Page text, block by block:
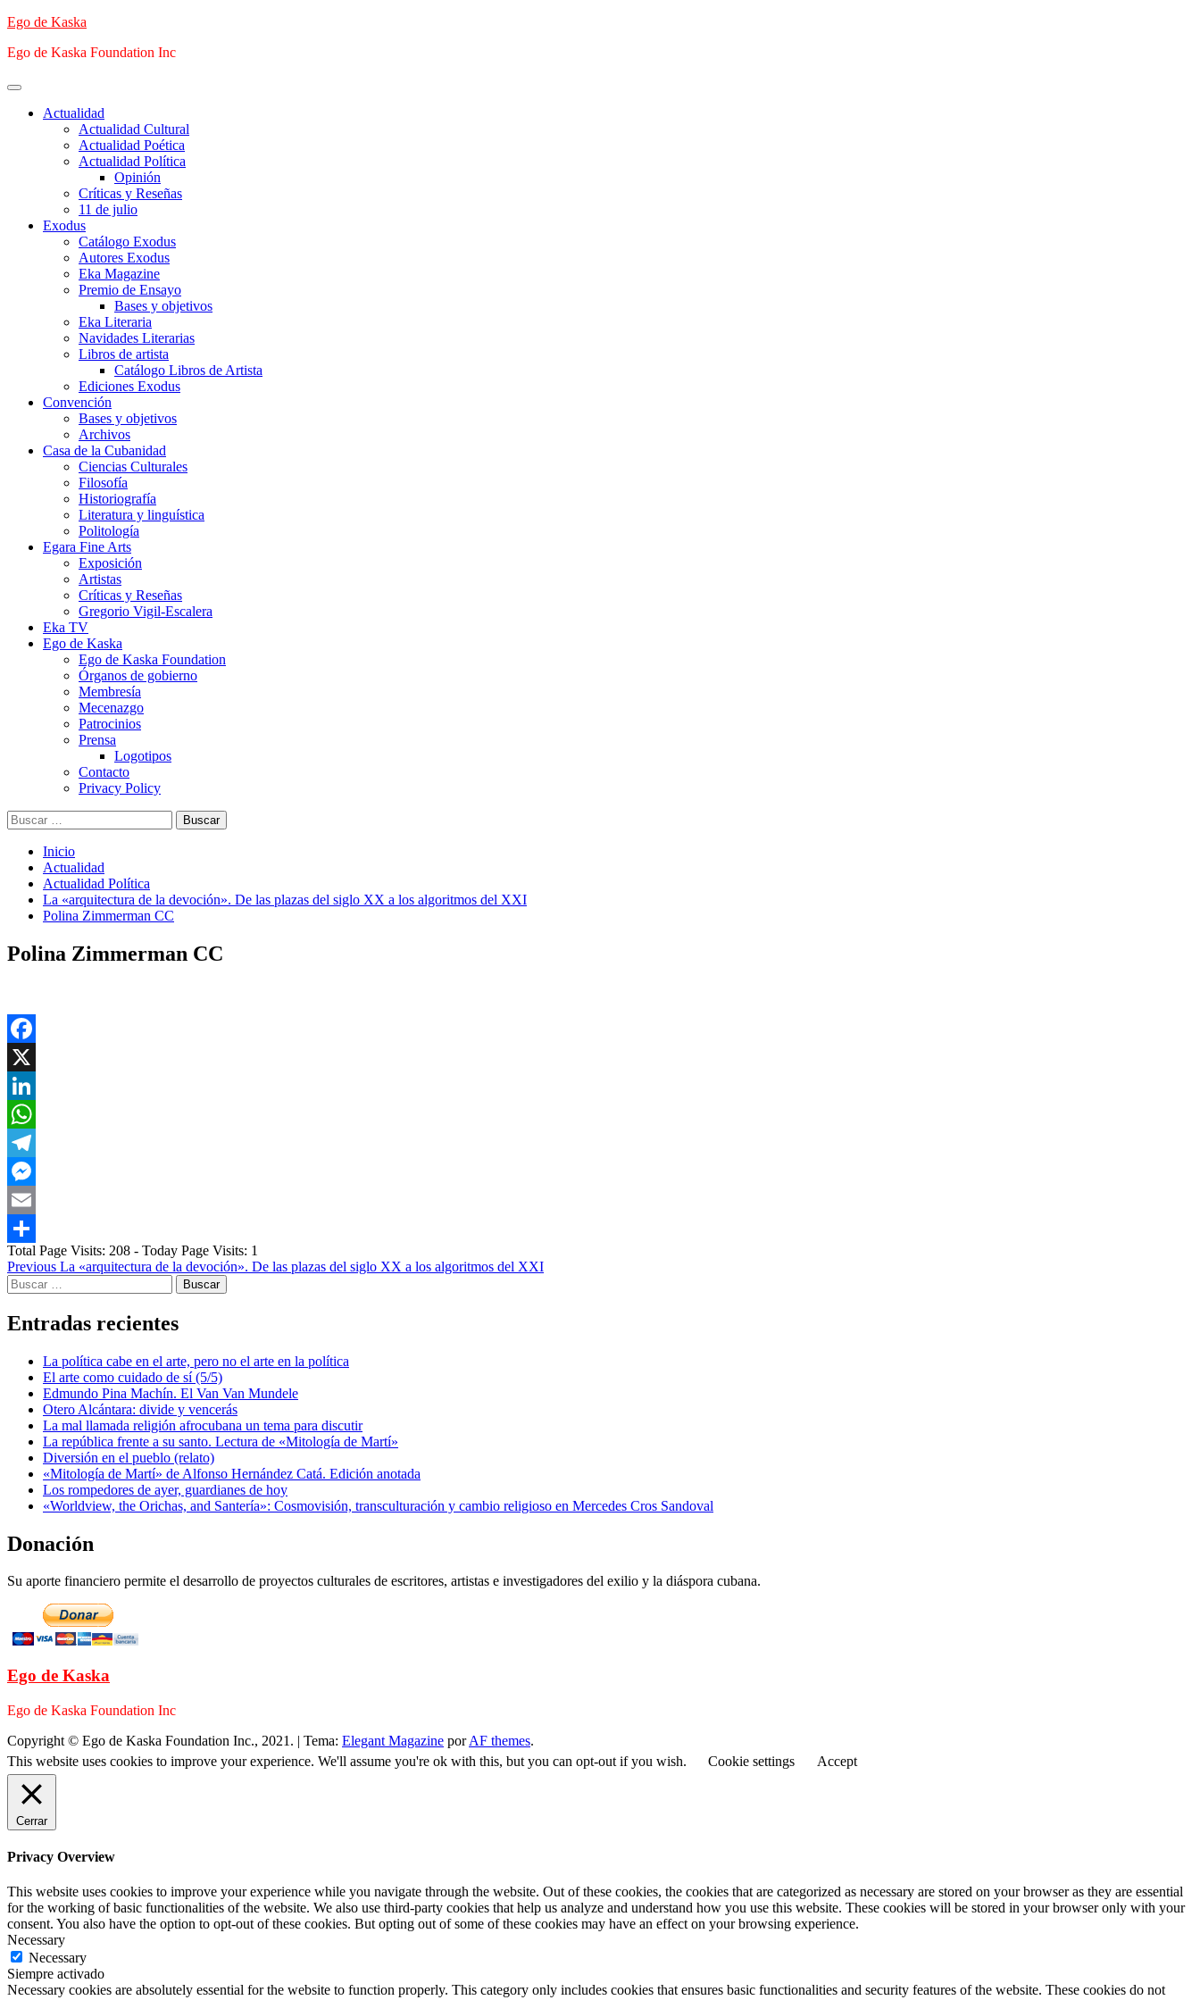
Saltar
contenido
Ego de Kaska
Ego de Kaska Foundation Inc
Menú
principalActualidad
Actualidad Cultural
Actualidad Poética
Actualidad Política
Opinión
Críticas y Reseñas
11 de julio
Exodus
Catálogo Exodus
Autores Exodus
Eka Magazine
Premio de Ensayo
Bases y objetivos
Eka Literaria
Navidades Literarias
Libros de artista
Catálogo Libros de Artista
Ediciones Exodus
Convención
Bases y objetivos
Archivos
Casa de la Cubanidad
Ciencias Culturales
Filosofía
Historiografía
Literatura y linguística
Politología
Egara Fine Arts
Exposición
Artistas
Críticas y Reseñas
Gregorio Vigil-Escalera
Eka TV
Ego de Kaska
Ego de Kaska Foundation
Órganos de gobierno
Membresía
Mecenazgo
Patrocinios
Prensa
Logotipos
Contacto
Privacy Policy
Buscar:
Inicio
Actualidad
Actualidad Política
La «arquitectura de la devoción». De las plazas del siglo XX a los algoritmos del XXI
Polina Zimmerman CC
Polina Zimmerman CC
Facebook
X
LinkedIn
WhatsApp
Telegram
Messenger
Email
Compartir
Total Page Visits: 208 - Today Page Visits: 1
Post
navigation
Previous La «arquitectura de la devoción». De las plazas del siglo XX a los algoritmos del XXI
Buscar:
Entradas recientes
La política cabe en el arte, pero no el arte en la política
El arte como cuidado de sí (5/5)
Edmundo Pina Machín. El Van Van Mundele
Otero Alcántara: divide y vencerás
La mal llamada religión afrocubana un tema para discutir
La república frente a su santo. Lectura de «Mitología de Martí»
Diversión en el pueblo (relato)
«Mitología de Martí» de Alfonso Hernández Catá. Edición anotada
Los rompedores de ayer, guardianes de hoy
«Worldview, the Orichas, and Santería»: Cosmovisión, transculturación y cambio religioso en Mercedes Cros Sandoval
Donación
Su aporte financiero permite el desarrollo de proyectos culturales de escritores, artistas e investigadores del exilio y la diáspora cubana.
Ego de Kaska
Ego de Kaska Foundation Inc
Copyright © Ego de Kaska Foundation Inc., 2021. | Tema: Elegant Magazine porAF themes.
This website uses cookies to improve your experience. We'll assume you're ok with this, but you can opt-out if you wish.
Cookie settings Accept
Cerrar
Privacy Overview
This website uses cookies to improve your experience while you navigate through the website. Out of these cookies, the cookies that are categorized as necessary are stored on your browser as they are essential
for the working of basic functionalities of the website. We also use third-party cookies that help us analyze and understand how you use this website. These cookies will be stored in your browser only with your
consent. You also have the option to opt-out of these cookies. But opting out of some of these cookies may have an effect on your browsing experience.
Necessary
Necessary
Siempre activado
Necessary cookies are absolutely essential for the website to function properly. This category only includes cookies that ensures basic functionalities and security features of the website. These cookies do not